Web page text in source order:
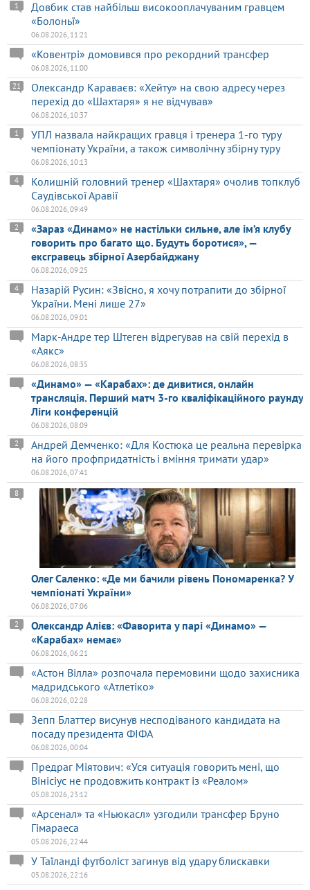
Довбик став найбільш високооплачуваним гравцем
«Болоньї»
1
06.08.2026, 11:21
«Ковентрі» домовився про рекордний трансфер
06.08.2026, 11:00
Олександр Караваєв: «Хейту» на свою адресу через
перехід до «Шахтаря» я не відчував»
21
06.08.2026, 10:37
УПЛ назвала найкращих гравця і тренера 1-го туру
чемпіонату України, а також символічну збірну туру
1
06.08.2026, 10:13
Колишній головний тренер «Шахтаря» очолив топклуб
Саудівської Аравії
4
06.08.2026, 09:49
«Зараз «Динамо» не настільки сильне, але ім’я клубу
говорить про багато що. Будуть боротися», —
ексгравець збірної Азербайджану
2
06.08.2026, 09:25
Назарій Русин: «Звісно, я хочу потрапити до збірної
України. Мені лише 27»
4
06.08.2026, 09:01
Марк-Андре тер Штеген відрегував на свій перехід в
«Аякс»
06.08.2026, 08:35
«Динамо» — «Карабах»: де дивитися, онлайн
трансляція. Перший матч 3-го кваліфікаційного раунду
Ліги конференцій
06.08.2026, 08:09
Андрей Демченко: «Для Костюка це реальна перевірка
на його профпридатність і вміння тримати удар»
2
06.08.2026, 07:41
Олег Саленко: «Де ми бачили рівень Пономаренка? У
чемпіонаті України»
8
06.08.2026, 07:06
Олександр Алієв: «Фаворита у парі «Динамо» —
«Карабах» немає»
2
06.08.2026, 06:21
«Астон Вілла» розпочала перемовини щодо захисника
мадридського «Атлетіко»
06.08.2026, 02:28
Зепп Блаттер висунув несподіваного кандидата на
посаду президента ФІФА
06.08.2026, 00:04
Предраг Міятович: «Уся ситуація говорить мені, що
Вінісіус не продовжить контракт із «Реалом»
05.08.2026, 23:12
«Арсенал» та «Ньюкасл» узгодили трансфер Бруно
Гімараеса
05.08.2026, 22:44
У Таїланді футболіст загинув від удару блискавки
05.08.2026, 22:16